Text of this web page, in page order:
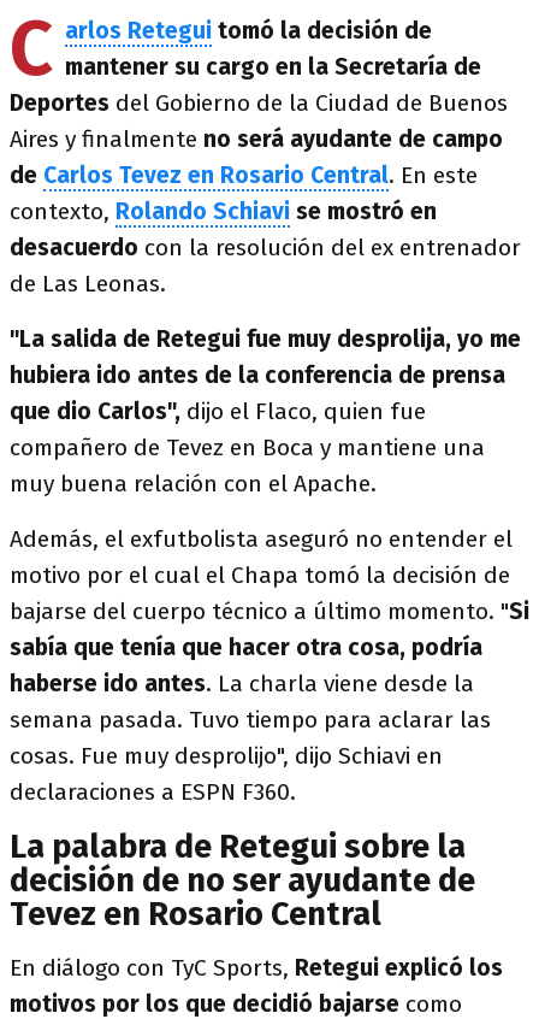
C arlos Retegui tomó la decisión de
mantener su cargo en la Secretaría de
Deportes del Gobierno de la Ciudad de Buenos
Aires y finalmente no será ayudante de campo
de Carlos Tevez en Rosario Central. En este
contexto, Rolando Schiavi se mostró en
desacuerdo con la resolución del ex entrenador
de Las Leonas.
"La salida de Retegui fue muy desprolija, yo me
hubiera ido antes de la conferencia de prensa
que dio Carlos", dijo el Flaco, quien fue
compañero de Tevez en Boca y mantiene una
muy buena relación con el Apache.
Además, el exfutbolista aseguró no entender el
motivo por el cual el Chapa tomó la decisión de
bajarse del cuerpo técnico a último momento. "Si
sabía que tenía que hacer otra cosa, podría
haberse ido antes. La charla viene desde la
semana pasada. Tuvo tiempo para aclarar las
cosas. Fue muy desprolijo", dijo Schiavi en
declaraciones a ESPN F360.
La palabra de Retegui sobre la
decisión de no ser ayudante de
Tevez en Rosario Central
En diálogo con TyC Sports, Retegui explicó los
motivos por los que decidió bajarse como